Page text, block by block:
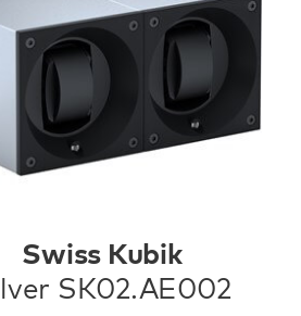
Swiss Kubik
SK02.AE002